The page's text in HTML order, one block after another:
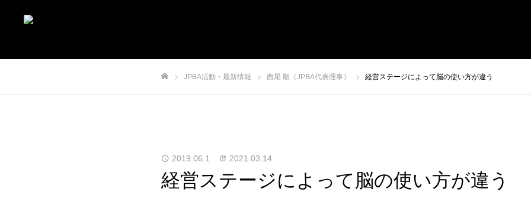
JPBA活動・最新情報 西尾 順（JPBA代表理事） 経営ステージによって脳の使い方が違う
2019.06.1 2021.03.14
経営ステージによって脳の使い方が違う